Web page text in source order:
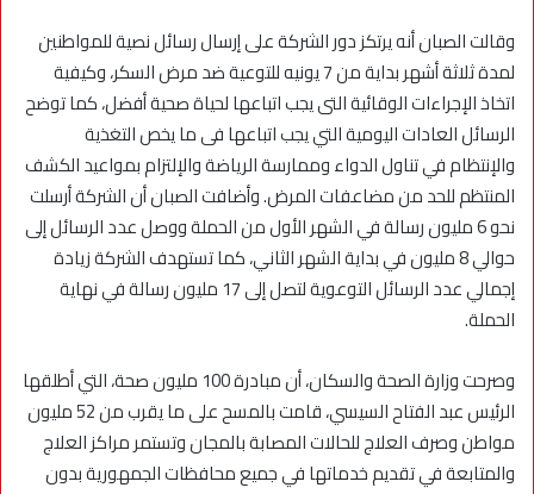
وقالت الصبان أنه يرتكز دور الشركة على إرسال رسائل نصية للمواطنين
لمدة ثلاثة أشهر بداية من 7 يونيه للتوعية ضد مرض السكر، وكيفية
اتخاذ الإجراءات الوقائية التى يجب اتباعها لحياة صحية أفضل، كما توضح
الرسائل العادات اليومية التي يجب اتباعها فى ما يخص التغذية
والإنتظام في تناول الدواء وممارسة الرياضة والإلتزام بمواعيد الكشف
المنتظم للحد من مضاعفات المرض. وأضافت الصبان أن الشركة أرسلت
نحو 6 مليون رسالة في الشهر الأول من الحملة ووصل عدد الرسائل إلى
حوالي 8 مليون في بداية الشهر الثاني، كما تستهدف الشركة زيادة
إجمالي عدد الرسائل التوعوية لتصل إلى 17 مليون رسالة في نهاية
الحملة.
وصرحت وزارة الصحة والسكان، أن مبادرة 100 مليون صحة، التي أطلقها
الرئيس عبد الفتاح السيسي، قامت بالمسح على ما يقرب من 52 مليون
مواطن وصرف العلاج للحالات المصابة بالمجان وتستمر مراكز العلاج
والمتابعة في تقديم خدماتها في جميع محافظات الجمهورية بدون